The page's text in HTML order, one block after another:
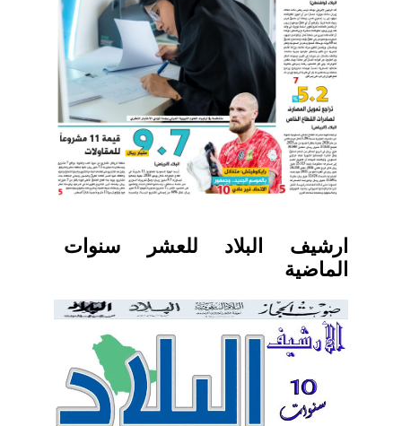
ارشيف البلاد للعشر سنوات
الماضية